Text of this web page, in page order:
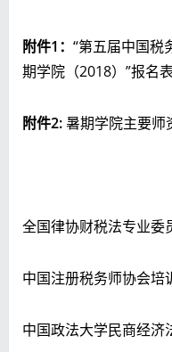
附件1： “第五届中国税
期学院（2018）”报名表
附件2:暑期学院主要师
全国律协财税法专业委
中国注册税务师协会培
中国政法大学民商经济